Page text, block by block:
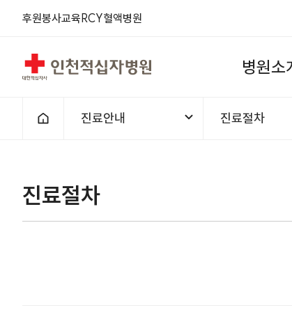
후원봉사교육 RCY혈액병원
인천적십자병원 병원소
홈으로
진료안내 진료절차
진료절차